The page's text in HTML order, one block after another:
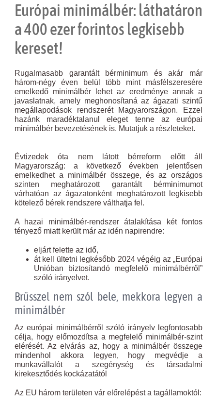
Európai minimálbér: láthatáron
a 400 ezer forintos legkisebb
kereset!
Rugalmasabb garantált bérminimum és akár már
három-négy éven belül több mint másfélszeresére
emelkedő minimálbér lehet az eredménye annak a
javaslatnak, amely meghonosítaná az ágazati szintű
megállapodások rendszerét Magyarországon. Ezzel
hazánk maradéktalanul eleget tenne az európai
minimálbér bevezetésének is. Mutatjuk a részleteket.
Évtizedek óta nem látott bérreform előtt áll
Magyarország: a következő években jelentősen
emelkedhet a minimálbér összege, és az országos
szinten meghatározott garantált bérminimumot
várhatóan az ágazatonként meghatározott legkisebb
kötelező bérek rendszere válthatja fel.
A hazai minimálbér-rendszer átalakítása két fontos
tényező miatt került már az idén napirendre:
eljárt felette az idő,
át kell ültetni legkésőbb 2024 végéig az „Európai
Unióban biztosítandó megfelelő minimálbérről”
szóló irányelvet.
Brüsszel nem szól bele, mekkora legyen a
minimálbér
Az európai minimálbérről szóló irányelv legfontosabb
célja, hogy előmozdítsa a megfelelő minimálbér-szint
elérését. Az elvárás az, hogy a minimálbér összege
mindenhol akkora legyen, hogy megvédje a
munkavállalót a szegénység és társadalmi
kirekesztődés kockázatától
Az EU három területen vár előrelépést a tagállamoktól: